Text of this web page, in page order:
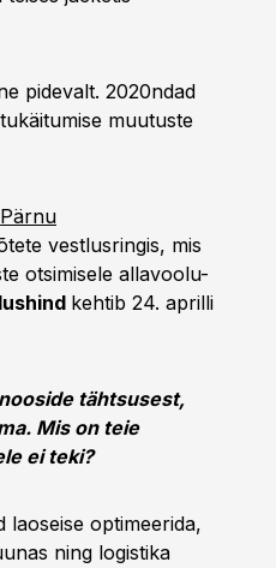
pidevalt. 2020ndad
muutuste
Pärnu
vestlusringis, mis
otsimisele allavoolu-
kehtib 24. aprilli
tähtsusest,
Mis on teie
ei teki?
optimeerida,
ning logistika